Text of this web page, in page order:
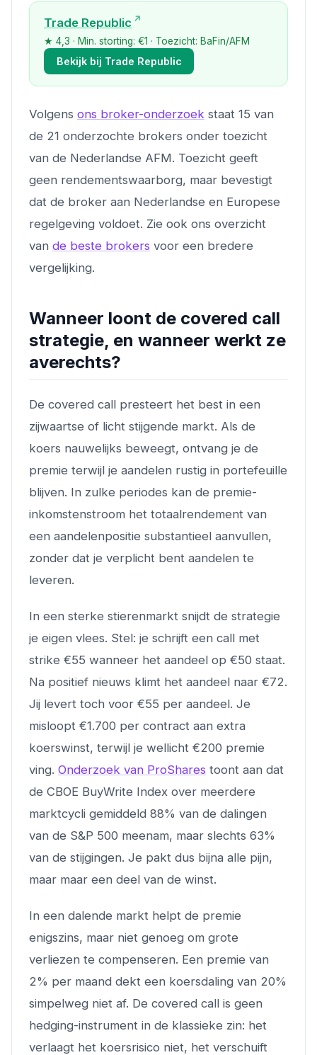
Trade Republic
★ 4,3 · Min. storting: €1 · Toezicht: BaFin/AFM
Bekijk bij Trade Republic
Volgens ons broker-onderzoek staat 15 van
de 21 onderzochte brokers onder toezicht
van de Nederlandse AFM. Toezicht geeft
geen rendementswaarborg, maar bevestigt
dat de broker aan Nederlandse en Europese
regelgeving voldoet. Zie ook ons overzicht
van de beste brokers voor een bredere
vergelijking.
Wanneer loont de covered call
strategie, en wanneer werkt ze
averechts?
De covered call presteert het best in een
zijwaartse of licht stijgende markt. Als de
koers nauwelijks beweegt, ontvang je de
premie terwijl je aandelen rustig in portefeuille
blijven. In zulke periodes kan de premie-
inkomstenstroom het totaalrendement van
een aandelenpositie substantieel aanvullen,
zonder dat je verplicht bent aandelen te
leveren.
In een sterke stierenmarkt snijdt de strategie
je eigen vlees. Stel: je schrijft een call met
strike €55 wanneer het aandeel op €50 staat.
Na positief nieuws klimt het aandeel naar €72.
Jij levert toch voor €55 per aandeel. Je
misloopt €1.700 per contract aan extra
koerswinst, terwijl je wellicht €200 premie
ving. Onderzoek van ProShares toont aan dat
de CBOE BuyWrite Index over meerdere
marktcycli gemiddeld 88% van de dalingen
van de S&P 500 meenam, maar slechts 63%
van de stijgingen. Je pakt dus bijna alle pijn,
maar maar een deel van de winst.
In een dalende markt helpt de premie
enigszins, maar niet genoeg om grote
verliezen te compenseren. Een premie van
2% per maand dekt een koersdaling van 20%
simpelweg niet af. De covered call is geen
hedging-instrument in de klassieke zin: het
verlaagt het koersrisico niet, het verschuift